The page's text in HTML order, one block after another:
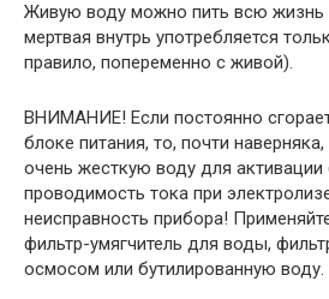
Живую воду можно пить всю жизнь
мертвая внутрь употребляется
правило, попеременно с живой).
ВНИМАНИЕ! Если постоянно
блоке питания, то, почти
очень жесткую воду для активации
проводимость тока при
неисправность прибора!
фильтр-умягчитель для воды,
осмосом или бутилированную воду.